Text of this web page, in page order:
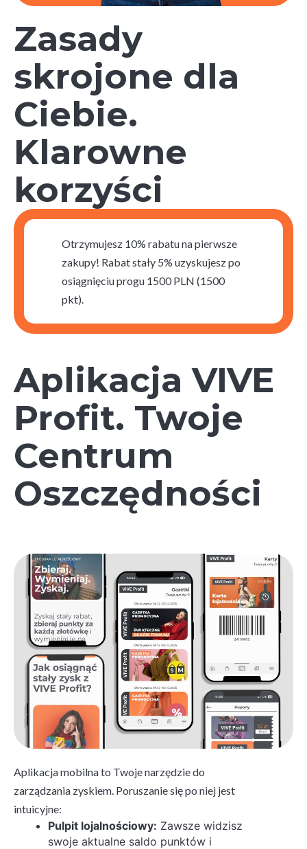
Zasady
skrojone dla
Ciebie.
Klarowne
korzyści
Otrzymujesz 10% rabatu na pierwsze
zakupy! Rabat stały 5% uzyskujesz po
osiągnięciu progu 1500 PLN (1500
pkt).
Aplikacja VIVE
Profit. Twoje
Centrum
Oszczędności
Aplikacja mobilna to Twoje narzędzie do
zarządzania zyskiem. Poruszanie się po niej jest
intuicyjne:
Pulpit lojalnościowy: Zawsze widzisz
swoje aktualne saldo punktów i